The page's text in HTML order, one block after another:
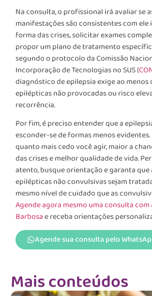
Na consulta, o profissional irá avaliar se
manifestações são consistentes com
forma das crises, solicitar exames
propor um plano de tratamento
segundo o protocolo da Comissão
Incorporação de Tecnologias no SUS (
diagnóstico de epilepsia exige ao menos
epilépticas não provocadas ou risco
recorrência.
Por fim, é preciso entender que a
esconder-se de formas menos evidentes.
quanto mais cedo você agir, maior a
das crises e melhor qualidade de vida.
atento, busque orientação e garanta que
epilépticas não convulsivas sejam
mesmo nível de cuidado que as
Agende agora mesmo uma consulta com
Barbosae receba orientações
Agende sua consulta pelo
Mais conteúdos